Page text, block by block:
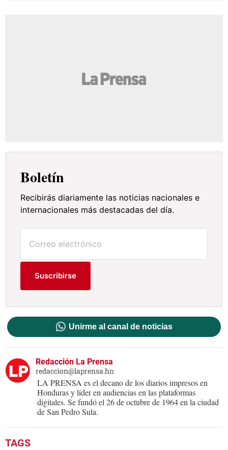
Boletín
Recibirás diariamente las noticias nacionales e
internacionales más destacadas del día.
Suscribirse
Unirme al canal de noticias
Redacción La Prensa
redaccion@laprensa.hn
LA PRENSA es el decano de los diarios impresos en
Honduras y líder en audiencias en las plataformas
digitales. Se fundó el 26 de octubre de 1964 en la ciudad
de San Pedro Sula.